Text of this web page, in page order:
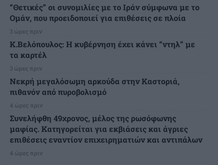
“Θετικές” οι συνομιλίες με το Ιράν σύμφωνα με το
Ομάν, που προειδοποιεί για επιθέσεις σε πλοία
3 ώρες πριν
Κ.Βελόπουλος: Η κυβέρνηση έχει κάνει “ντηλ” με
τα καρτέλ
3 ώρες πριν
Νεκρή μεγαλόσωμη αρκούδα στην Καστοριά,
πιθανόν από πυροβολισμό
4 ώρες πριν
Συνελήφθη 49χρονος, μέλος της ρωσόφωνης
μαφίας. Κατηγορείται για εκβιάσεις και άγριες
επιθέσεις εναντίον επιχειρηματιών και αντιπάλων
4 ώρες πριν